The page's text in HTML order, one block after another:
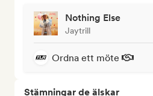
Nothing Else
Jaytrill
Ordna ett möte
Stämningar de älskar